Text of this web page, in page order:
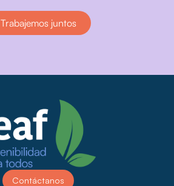
Trabajemos juntos
Contáctanos